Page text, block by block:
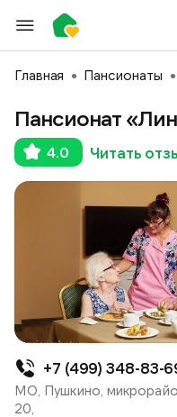
Главная Пансионаты
Читать
4.0
МО, Пушкино,
20,
Пансионат
+7 (499) 348-83-